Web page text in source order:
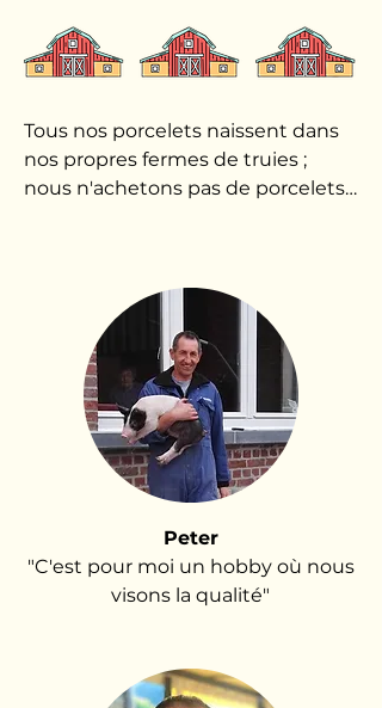
Tous nos porcelets naissent dans
nos propres fermes de truies ;
nous n'achetons pas de porcelets
traçabilité. En gardant nos
animaux ensemble dès la
naissance, nous minimisons les
risques sanitaires et assurons une
qualité stable.
Peter
"C'est pour moi un hobby où nous
visons la qualité"